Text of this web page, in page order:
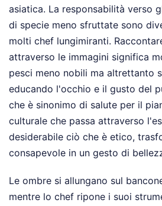
asiatica. La responsabilità verso
di specie meno sfruttate sono
molti chef lungimiranti.
attraverso le immagini significa
pesci meno nobili ma altrettanto
educando l'occhio e il gusto del
che è sinonimo di salute per il
culturale che passa attraverso
desiderabile ciò che è etico,
consapevole in un gesto di
Le ombre si allungano sul
mentre lo chef ripone i suoi